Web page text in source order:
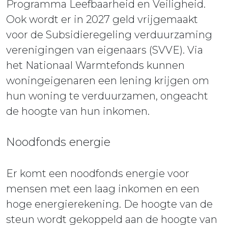
Programma Leefbaarheid en Veiligheid.
Ook wordt er in 2027 geld vrijgemaakt
voor de Subsidieregeling verduurzaming
verenigingen van eigenaars (SVVE). Via
het Nationaal Warmtefonds kunnen
woningeigenaren een lening krijgen om
hun woning te verduurzamen, ongeacht
de hoogte van hun inkomen.
Noodfonds energie
Er komt een noodfonds energie voor
mensen met een laag inkomen en een
hoge energierekening. De hoogte van de
steun wordt gekoppeld aan de hoogte van